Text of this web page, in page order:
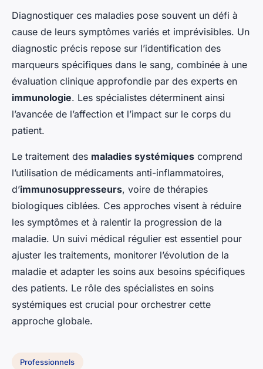
Diagnostiquer ces maladies pose souvent un défi à
cause de leurs symptômes variés et imprévisibles. Un
diagnostic précis repose sur l’identification des
marqueurs spécifiques dans le sang, combinée à une
évaluation clinique approfondie par des experts en
immunologie. Les spécialistes déterminent ainsi
l’avancée de l’affection et l’impact sur le corps du
patient.
Le traitement des maladies systémiques comprend
l’utilisation de médicaments anti-inflammatoires,
d’immunosuppresseurs, voire de thérapies
biologiques ciblées. Ces approches visent à réduire
les symptômes et à ralentir la progression de la
maladie. Un suivi médical régulier est essentiel pour
ajuster les traitements, monitorer l’évolution de la
maladie et adapter les soins aux besoins spécifiques
des patients. Le rôle des spécialistes en soins
systémiques est crucial pour orchestrer cette
approche globale.
Professionnels